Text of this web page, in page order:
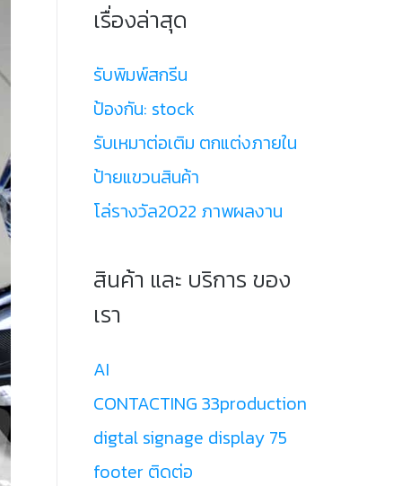
เรื่องล่าสุด
รับพิมพ์สกรีน
ป้องกัน: stock
รับเหมาต่อเติม ตกแต่งภายใน
ป้ายแขวนสินค้า
โล่รางวัล2022 ภาพผลงาน
สินค้า และ บริการ ของ
เรา
AI
CONTACTING 33production
digtal signage display 75
footer ติดต่อ